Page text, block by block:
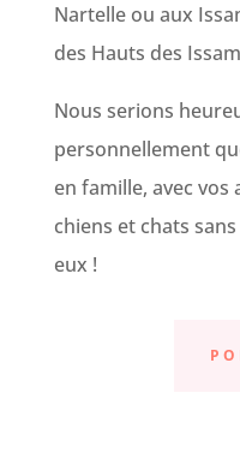
Nartelle ou aux
des Hauts des
Nous serions
personnellement
en famille, avec vos
chiens et chats
eux !